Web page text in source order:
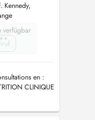
Kennedy,
verfügbar
en :
CLINIQUE
SPORT Médecin
du médico-